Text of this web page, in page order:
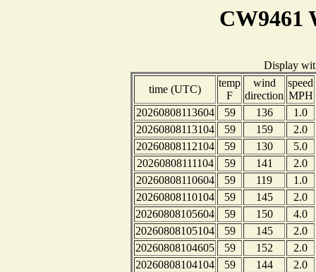
CW9461
Display
time (UTC)
temp
F
wind
direction
speed
MPH
20260808113604
59 136
1.0
20260808113104
59 159
2.0
20260808112104
59 130
5.0
20260808111104
59 141
2.0
20260808110604
59 119
1.0
20260808110104
59 145
2.0
20260808105604
59 150
4.0
20260808105104
59 145
2.0
20260808104605
59 152
2.0
20260808104104
59 144
2.0